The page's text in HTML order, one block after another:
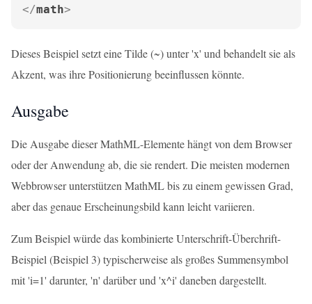
</math>
Dieses Beispiel setzt eine Tilde (~) unter 'x' und behandelt sie als
Akzent, was ihre Positionierung beeinflussen könnte.
Ausgabe
Die Ausgabe dieser MathML-Elemente hängt von dem Browser
oder der Anwendung ab, die sie rendert. Die meisten modernen
Webbrowser unterstützen MathML bis zu einem gewissen Grad,
aber das genaue Erscheinungsbild kann leicht variieren.
Zum Beispiel würde das kombinierte Unterschrift-Überchrift-
Beispiel (Beispiel 3) typischerweise als großes Summensymbol
mit 'i=1' darunter, 'n' darüber und 'x^i' daneben dargestellt.